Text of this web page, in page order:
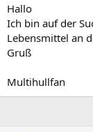
Hallo
Ich bin auf der
Lebensmittel an
Gruß
Multihullfan